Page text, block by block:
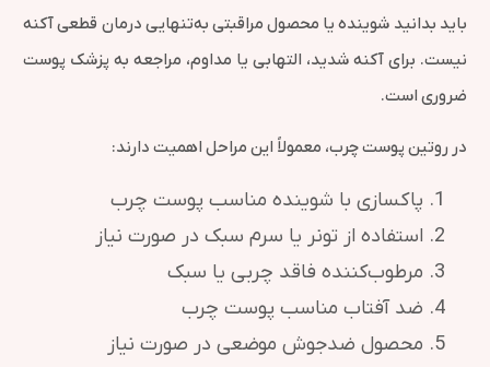
باید بدانید شوینده یا محصول مراقبتی به‌تنهایی درمان قطعی آکنه
نیست. برای آکنه شدید، التهابی یا مداوم، مراجعه به پزشک پوست
ضروری است.
در روتین پوست چرب، معمولاً این مراحل اهمیت دارند:
پاکسازی با شوینده مناسب پوست چرب
استفاده از تونر یا سرم سبک در صورت نیاز
مرطوب‌کننده فاقد چربی یا سبک
ضد آفتاب مناسب پوست چرب
محصول ضدجوش موضعی در صورت نیاز